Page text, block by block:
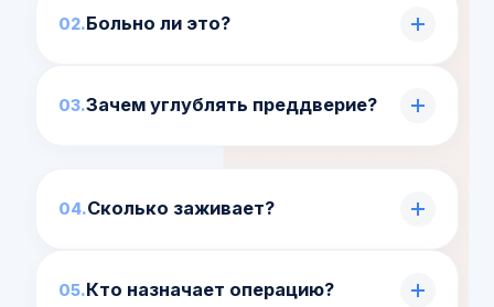
всей челюсти. Сумму врач назовёт после
Больно ли это?
анестезией. После возможен отёк.
Зачем углублять преддверие?
фиксацию протеза.
Сколько заживает?
Кто назначает операцию?